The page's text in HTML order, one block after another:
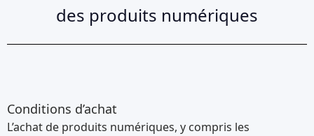
des produits numériques
Conditions d’achat
L’achat de produits numériques, y compris les